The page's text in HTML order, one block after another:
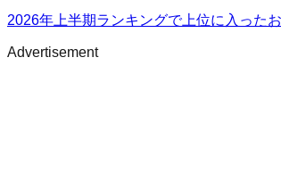
2026年上半期ランキングで上位に入った
Advertisement